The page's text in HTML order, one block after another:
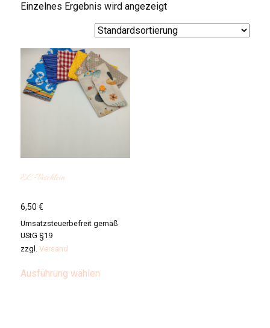
Einzelnes Ergebnis wird angezeigt
EC-Täschlein
6,50€
Umsatzsteuerbefreit gemäß
UStG §19
zzgl.Versand
Ausführung wählen